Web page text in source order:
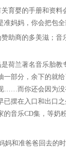
育婴的手册和资
妈妈，你会把包
助商的多美滋；
荷兰著名音乐胎教
一部分，余下的就
……而你还会因为
摆在入口和出口
音乐CD集，等奶
和准爸爸回去的